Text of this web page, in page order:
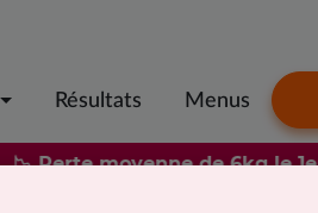
Résultats Menus
📉 Perte moyenne de 6kg le